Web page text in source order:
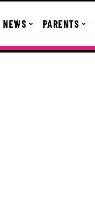
NEWS PARENTS